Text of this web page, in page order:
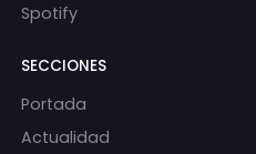
Spotify
SECCIONES
Portada
Actualidad